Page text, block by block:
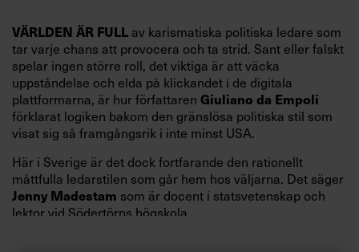
VÄRLDEN ÄR FULLav karismatiska politiska ledare som
tar varje chans att provocera och ta strid. Sant eller falskt
spelar ingen större roll, det viktiga är att väcka
uppståndelse och elda på klickandet i de digitala
plattformarna, är hur författaren Giuliano da Empoli
förklarat logiken bakom den gränslösa politiska stil som
visat sig så framgångsrik i inte minst USA.
Här i Sverige är det dock fortfarande den rationellt
måttfulla ledarstilen som går hem hos väljarna. Det säger
Jenny Madestam som är docent i statsvetenskap och
lektor vid Södertörns högskola.